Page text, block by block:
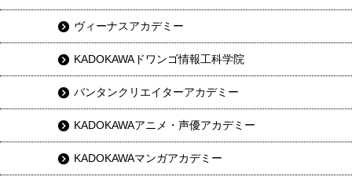
ヴィーナスアカデミー
KADOKAWAドワンゴ情報工科学院
バンタンクリエイターアカデミー
KADOKAWAアニメ・声優アカデミー
KADOKAWAマンガアカデミー